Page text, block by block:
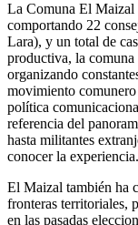
La Comuna El Maizal
comportando 22
Lara), y un total de
productiva, la
organizando
movimiento
política
referencia del
hasta militantes
conocer la experiencia.
El Maizal también ha
fronteras territoriales,
en las pasadas